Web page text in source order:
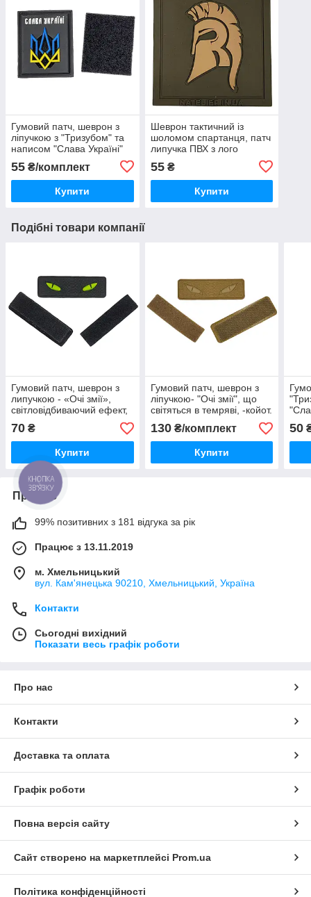
Гумовий патч, шеврон з
ліпучкою з "Тризубом" та
написом "Слава Україні"
комплект= 2шт.
55 ₴/комплект
Купити
Шеврон тактичний із
шоломом спартанця, патч
липучка ПВХ з лого
55₴
Купити
Подібні товари компанії
Гумовий патч, шеврон з
липучкою - «Очі змії»,
світловідбиваючий ефект,
на чорному тлі, 8х2,5см.
70 ₴
Купити
Гумовий патч, шеврон з
ліпучкою- "Очі змії", що
світяться в темряві, -койот.
8х2,5 комплект= 2шт.
130₴/комплект
Купити
50
Про нас
99% позитивних з 181 відгука за рік
Працює з 13.11.2019
м. Хмельницький
вул. Кам'янецька 90210, Хмельницький, Україна
Контакти
Сьогодні вихідний
Показати весь графік роботи
Про нас
Контакти
Доставка та оплата
Графік роботи
Повна версія сайту
Сайт створено на маркетплейсі Prom.ua
Політика конфіденційності
КНОПКА
ЗВ'ЯЗКУ